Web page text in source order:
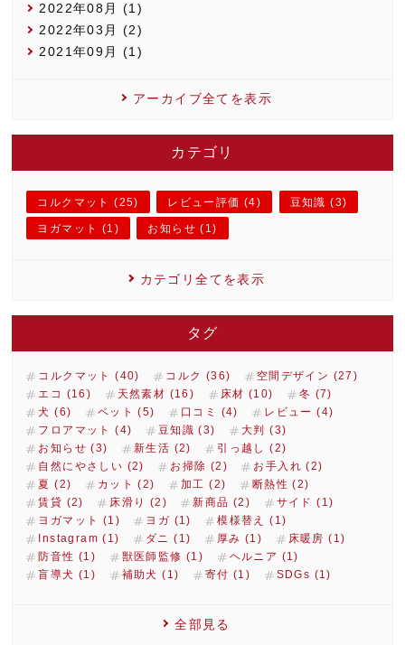
2022年08月 (1)
2022年03月 (2)
2021年09月 (1)
アーカイブ全てを表示
カテゴリ
コルクマット (25) レビュー評価 (4) 豆知識 (3)
ヨガマット (1) お知らせ (1)
カテゴリ全てを表示
タグ
コルクマット (40) コルク (36)
空間デザイン (27)
エコ (16)
天然素材 (16) 床材 (10)
冬 (7)
犬 (6)
ペット (5) 口コミ (4)
レビュー (4)
フロアマット (4)
豆知識 (3)
大判 (3)
お知らせ (3)
新生活 (2)
引っ越し (2)
自然にやさしい (2)
お掃除 (2)
お手入れ (2)
夏 (2)
カット (2) 加工 (2)
断熱性 (2)
賃貸 (2)
床滑り (2) 新商品 (2)
サイド (1)
ヨガマット (1)
ヨガ (1)
模様替え (1)
Instagram (1)
ダニ (1) 厚み (1)
床暖房 (1)
防音性 (1)
獣医師監修 (1)
ヘルニア (1)
盲導犬 (1)
補助犬 (1) 寄付 (1) SDGs (1)
全部見る